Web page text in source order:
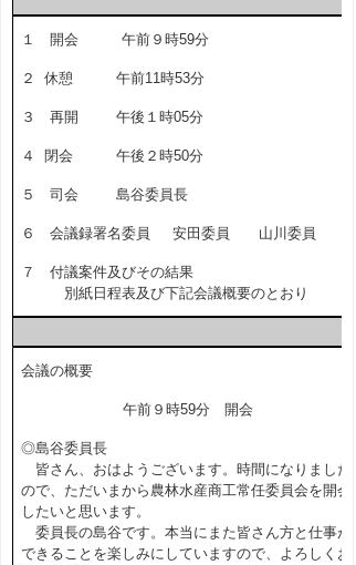
１ 開会 午前９時59分
２ 休憩 午前11時53分
３ 再開 午後１時05分
４ 閉会 午後２時50分
５ 司会 島谷委員長
６ 会議録署名委員 安田委員 山川委員
７ 付議案件及びその結果
別紙日程表及び下記会議概要のとおり
会議の概要
午前９時59分 開会
◎島谷委員長
皆さん、おはようございます。時間になりました
ので、ただいまから農林水産商工常任委員会を開会
したいと思います。
委員長の島谷です。本当にまた皆さん方と仕事が
できることを楽しみにしていますので、よろしくお